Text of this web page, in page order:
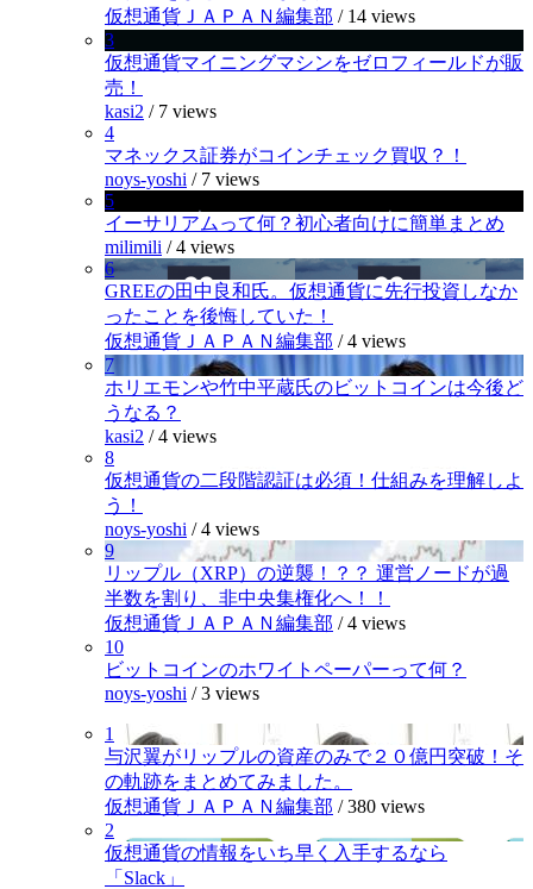
仮想通貨ＪＡＰＡＮ編集部 / 14 views
3
仮想通貨マイニングマシンをゼロフィールドが販
売！
kasi2 / 7 views
4
マネックス証券がコインチェック買収？！
noys-yoshi / 7 views
5
イーサリアムって何？初心者向けに簡単まとめ
milimili /4 views
6
GREEの田中良和氏。仮想通貨に先行投資しなか
ったことを後悔していた！
仮想通貨ＪＡＰＡＮ編集部 /4 views
7
ホリエモンや竹中平蔵氏のビットコインは今後ど
うなる？
kasi2 /4 views
8
仮想通貨の二段階認証は必須！仕組みを理解しよ
う！
noys-yoshi /4 views
9
リップル（XRP）の逆襲！？？ 運営ノードが過
半数を割り、非中央集権化へ！！
仮想通貨ＪＡＰＡＮ編集部 /4 views
10
ビットコインのホワイトペーパーって何？
noys-yoshi /3 views
1
与沢翼がリップルの資産のみで２０億円突破！そ
の軌跡をまとめてみました。
仮想通貨ＪＡＰＡＮ編集部 /380 views
2
仮想通貨の情報をいち早く入手するなら
「Slack」